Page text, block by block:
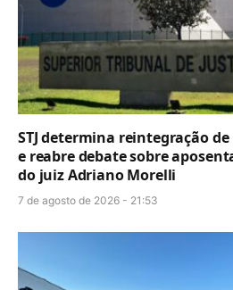
STJ determina reintegração de
e reabre debate sobre
do juiz Adriano Morelli
7 de agosto de 2026 - 21:53